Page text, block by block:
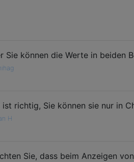
Sie können die Werte in beiden
ist richtig, Sie können sie nur in
H
Sie, dass beim Anzeigen